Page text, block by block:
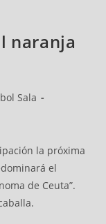
naranja
Sala
la próxima
el
de Ceuta”.